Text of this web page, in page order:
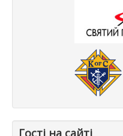
Гості на сайті